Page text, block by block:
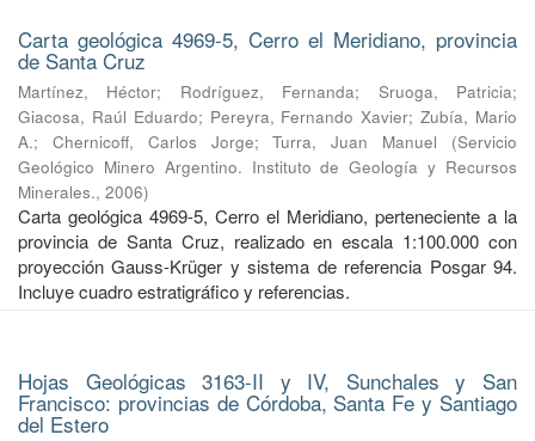
Carta geológica 4969-5, Cerro el Meridiano, provincia
de Santa Cruz
Martínez, Héctor; Rodríguez, Fernanda; Sruoga, Patricia;
Giacosa, Raúl Eduardo; Pereyra, Fernando Xavier;Zubía, Mario
A.; Chernicoff, Carlos Jorge;Turra, Juan Manuel (Servicio
Geológico Minero Argentino. Instituto de Geología y Recursos
Minerales., 2006)
Carta geológica 4969-5, Cerro el Meridiano, perteneciente a la
provincia de Santa Cruz, realizado en escala 1:100.000 con
proyección Gauss-Krüger y sistema de referencia Posgar 94.
Incluye cuadro estratigráfico y referencias.
Hojas Geológicas 3163-II y IV, Sunchales y San
Francisco: provincias de Córdoba, Santa Fe y Santiago
del Estero